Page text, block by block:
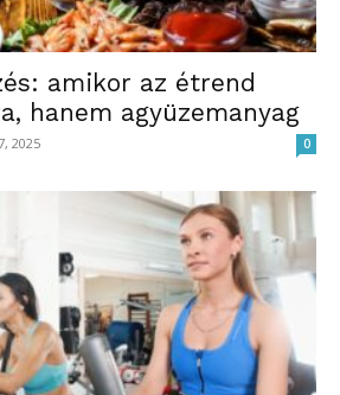
amikor az étrend
hanem agyüzemanyag
2025 0